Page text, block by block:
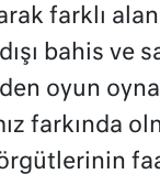
farklı
bahis ve
oyun
farkında